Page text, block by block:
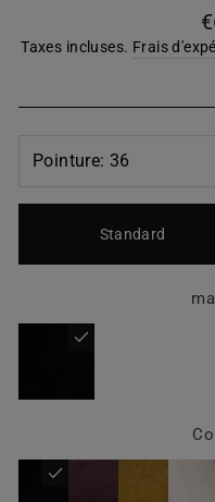
Taxes incluses. Frais
Standard